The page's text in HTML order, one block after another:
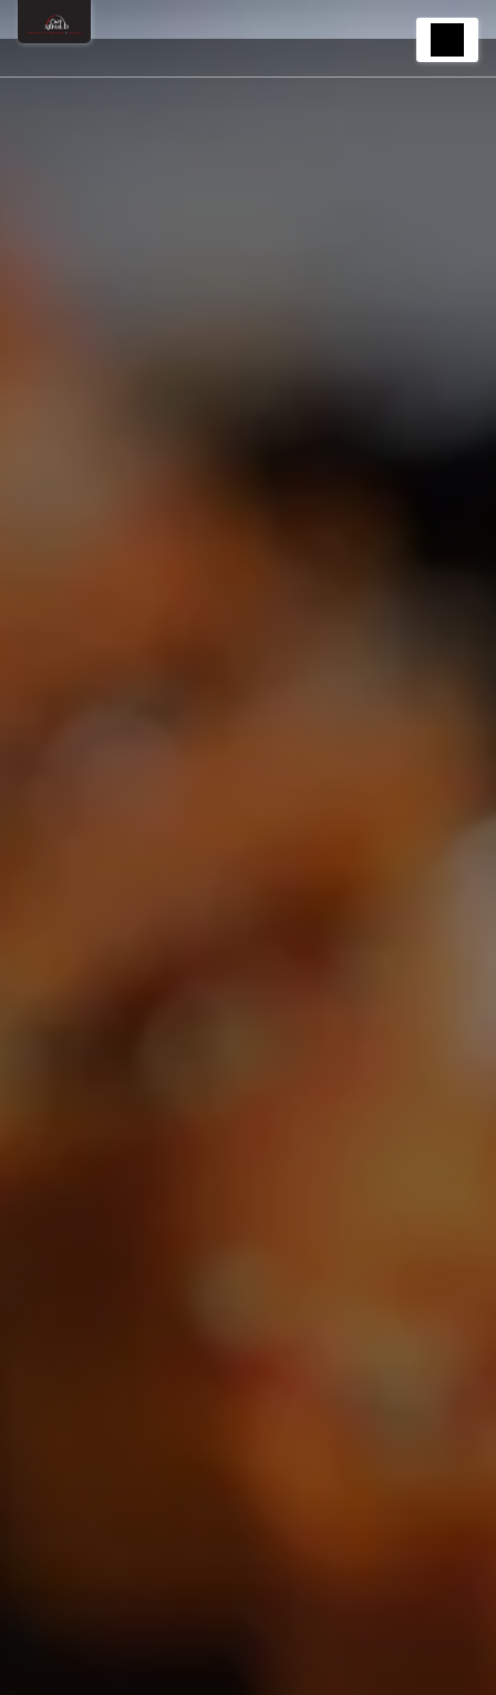
Panneau de gestion des cookies